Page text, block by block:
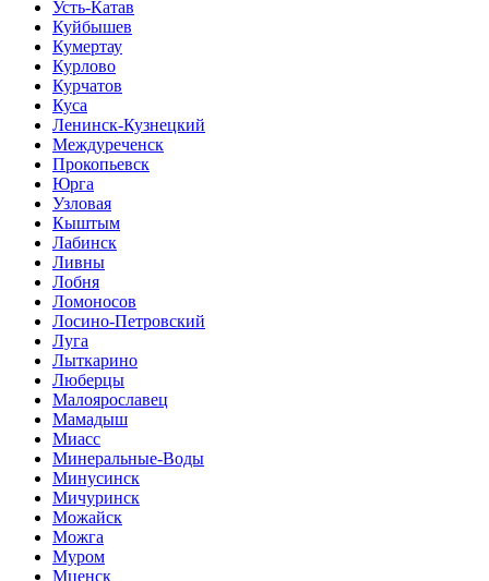
Усть-Катав
Куйбышев
Кумертау
Курлово
Курчатов
Куса
Ленинск-Кузнецкий
Междуреченск
Прокопьевск
Юрга
Узловая
Кыштым
Лабинск
Ливны
Лобня
Ломоносов
Лосино-Петровский
Луга
Лыткарино
Люберцы
Малоярославец
Мамадыш
Миасс
Минеральные-Воды
Минусинск
Мичуринск
Можайск
Можга
Муром
Мценск